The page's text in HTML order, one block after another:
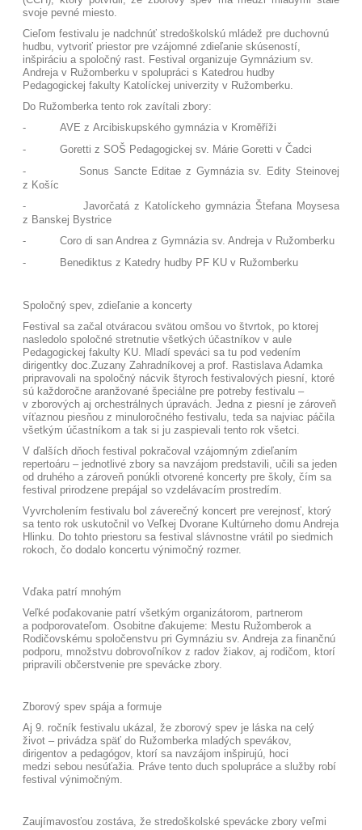
svoje pevné miesto.
Cieľom festivalu je nadchnúť stredoškolskú mládež pre duchovnú
hudbu, vytvoriť priestor pre vzájomné zdieľanie skúseností,
inšpiráciu a spoločný rast. Festival organizuje Gymnázium sv.
Andreja v Ružomberku v spolupráci s Katedrou hudby
Pedagogickej fakulty Katolíckej univerzity v Ružomberku.
Do Ružomberka tento rok zavítali zbory:
-
AVE z Arcibiskupského gymnázia v Kroměříži
-
Goretti z SOŠ Pedagogickej sv. Márie Goretti v Čadci
-
Sonus Sancte Editae z Gymnázia sv. Edity Steinovej
z Košíc
-
Javorčatá z Katolíckeho gymnázia Štefana Moysesa
z Banskej Bystrice
-
Coro di san Andrea z Gymnázia sv. Andreja v Ružomberku
-
Benediktus z Katedry hudby PF KU v Ružomberku
Spoločný spev, zdieľanie a koncerty
Festival sa začal otváracou svätou omšou vo štvrtok, po ktorej
nasledolo spoločné stretnutie všetkých účastníkov v aule
Pedagogickej fakulty KU. Mladí speváci sa tu pod vedením
dirigentky doc.Zuzany Zahradníkovej a prof. Rastislava Adamka
pripravovali na spoločný nácvik štyroch festivalových piesní, ktoré
sú každoročne aranžované špeciálne pre potreby festivalu –
v zborových aj orchestrálnych úpravách. Jedna z piesní je zároveň
víťaznou piesňou z minuloročného festivalu, teda sa najviac páčila
všetkým účastníkom a tak si ju zaspievali tento rok všetci.
V ďalších dňoch festival pokračoval vzájomným zdieľaním
repertoáru – jednotlivé zbory sa navzájom predstavili, učili sa jeden
od druhého a zároveň ponúkli otvorené koncerty pre školy, čím sa
festival prirodzene prepájal so vzdelávacím prostredím.
Vyvrcholením festivalu bol záverečný koncert pre verejnosť, ktorý
sa tento rok uskutočnil vo Veľkej Dvorane Kultúrneho domu Andreja
Hlinku. Do tohto priestoru sa festival slávnostne vrátil po siedmich
rokoch, čo dodalo koncertu výnimočný rozmer.
Vďaka patrí mnohým
Veľké poďakovanie patrí všetkým organizátorom, partnerom
a podporovateľom. Osobitne ďakujeme: Mestu Ružomberok a
Rodičovskému spoločenstvu pri Gymnáziu sv. Andreja za finančnú
podporu, množstvu dobrovoľníkov z radov žiakov, aj rodičom, ktorí
pripravili občerstvenie pre spevácke zbory.
Zborový spev spája a formuje
Aj 9. ročník festivalu ukázal, že zborový spev je láska na celý
život – privádza späť do Ružomberka mladých spevákov,
dirigentov a pedagógov, ktorí sa navzájom inšpirujú, hoci
medzi sebou nesúťažia. Práve tento duch spolupráce a služby robí
festival výnimočným.
Zaujímavosťou zostáva, že stredoškolské spevácke zbory veľmi